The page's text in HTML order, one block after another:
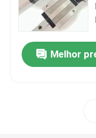
Casa
Melhor